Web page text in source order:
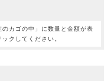
のカゴの中」に数量と金額が表
クしてください。